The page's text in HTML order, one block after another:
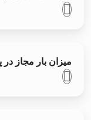
میزان بار مجاز